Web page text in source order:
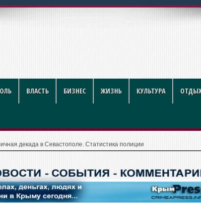
за литр
ВЛАСТЬ БИЗНЕС ЖИЗНЬ КУЛЬТУРА
декада в Севастополе. Статистика полиции